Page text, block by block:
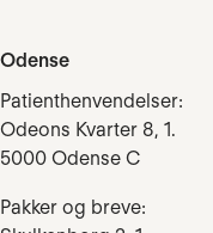
Odense
Patienthenvendelser:
Odeons Kvarter 8, 1.
5000 Odense C
Pakker og breve: